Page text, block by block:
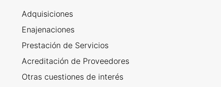
Adquisiciones
Enajenaciones
Prestación de Servicios
Acreditación de Proveedores
Otras cuestiones de interés